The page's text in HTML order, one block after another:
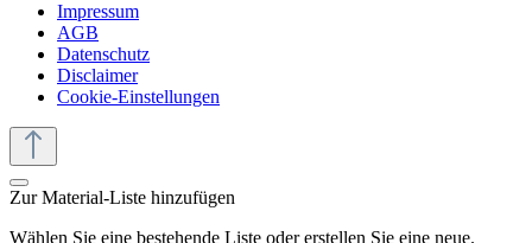
Impressum
AGB
Datenschutz
Disclaimer
Cookie-Einstellungen
Zur Material-Liste hinzufügen
Wählen Sie eine bestehende Liste oder erstellen Sie eine neue.